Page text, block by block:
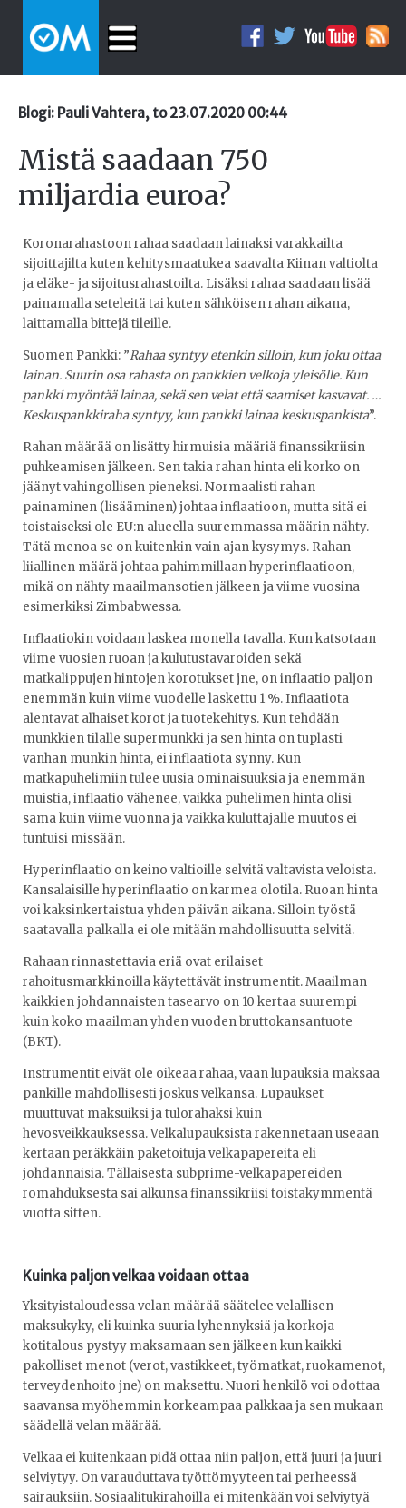
Blogi: Pauli Vahtera, to 23.07.2020 00:44
Mistä saadaan 750
miljardia euroa?
Koronarahastoon rahaa saadaan lainaksi varakkailta
sijoittajilta kuten kehitysmaatukea saavalta Kiinan valtiolta
ja eläke- ja sijoitusrahastoilta. Lisäksi rahaa saadaan lisää
painamalla seteleitä tai kuten sähköisen rahan aikana,
laittamalla bittejä tileille.
Suomen Pankki: ”Rahaa syntyy etenkin silloin, kun joku ottaa
lainan. Suurin osa rahasta on pankkien velkoja yleisölle. Kun
pankki myöntää lainaa, sekä sen velat että saamiset kasvavat. …
Keskuspankkiraha syntyy, kun pankki lainaa keskuspankista”.
Rahan määrää on lisätty hirmuisia määriä finanssikriisin
puhkeamisen jälkeen. Sen takia rahan hinta eli korko on
jäänyt vahingollisen pieneksi. Normaalisti rahan
painaminen (lisääminen) johtaa inflaatioon, mutta sitä ei
toistaiseksi ole EU:n alueella suuremmassa määrin nähty.
Tätä menoa se on kuitenkin vain ajan kysymys. Rahan
liiallinen määrä johtaa pahimmillaan hyperinflaatioon,
mikä on nähty maailmansotien jälkeen ja viime vuosina
esimerkiksi Zimbabwessa.
Inflaatiokin voidaan laskea monella tavalla. Kun katsotaan
viime vuosien ruoan ja kulutustavaroiden sekä
matkalippujen hintojen korotukset jne, on inflaatio paljon
enemmän kuin viime vuodelle laskettu 1 %. Inflaatiota
alentavat alhaiset korot ja tuotekehitys. Kun tehdään
munkkien tilalle supermunkki ja sen hinta on tuplasti
vanhan munkin hinta, ei inflaatiota synny. Kun
matkapuhelimiin tulee uusia ominaisuuksia ja enemmän
muistia, inflaatio vähenee, vaikka puhelimen hinta olisi
sama kuin viime vuonna ja vaikka kuluttajalle muutos ei
tuntuisi missään.
Hyperinflaatio on keino valtioille selvitä valtavista veloista.
Kansalaisille hyperinflaatio on karmea olotila. Ruoan hinta
voi kaksinkertaistua yhden päivän aikana. Silloin työstä
saatavalla palkalla ei ole mitään mahdollisuutta selvitä.
Rahaan rinnastettavia eriä ovat erilaiset
rahoitusmarkkinoilla käytettävät instrumentit. Maailman
kaikkien johdannaisten tasearvo on 10 kertaa suurempi
kuin koko maailman yhden vuoden bruttokansantuote
(BKT).
Instrumentit eivät ole oikeaa rahaa, vaan lupauksia maksaa
pankille mahdollisesti joskus velkansa. Lupaukset
muuttuvat maksuiksi ja tulorahaksi kuin
hevosveikkauksessa. Velkalupauksista rakennetaan useaan
kertaan peräkkäin paketoituja velkapapereita eli
johdannaisia. Tällaisesta subprime-velkapapereiden
romahduksesta sai alkunsa finanssikriisi toistakymmentä
vuotta sitten.
Kuinka paljon velkaa voidaan ottaa
Yksityistaloudessa velan määrää säätelee velallisen
maksukyky, eli kuinka suuria lyhennyksiä ja korkoja
kotitalous pystyy maksamaan sen jälkeen kun kaikki
pakolliset menot (verot, vastikkeet, työmatkat, ruokamenot,
terveydenhoito jne) on maksettu. Nuori henkilö voi odottaa
saavansa myöhemmin korkeampaa palkkaa ja sen mukaan
säädellä velan määrää.
Velkaa ei kuitenkaan pidä ottaa niin paljon, että juuri ja juuri
selviytyy. On varauduttava työttömyyteen tai perheessä
sairauksiin. Sosiaalitukirahoilla ei mitenkään voi selviytyä